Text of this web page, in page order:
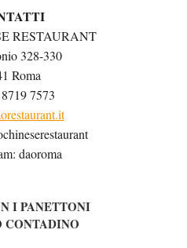
RESTAURANT
328-330
Roma
7573
daoroma
I PANETTONI
CONTADINO